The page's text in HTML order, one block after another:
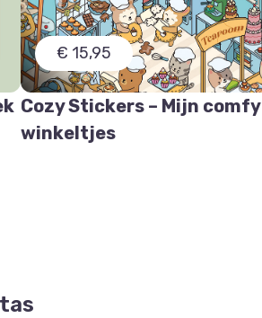
€ 15,95
Cozy Stickers – Mijn comfy
winkeltjes